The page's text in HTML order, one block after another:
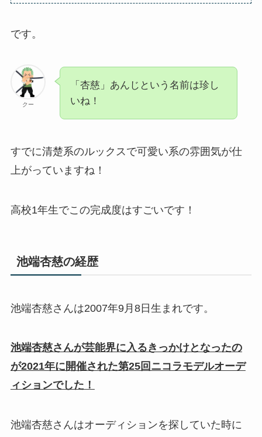
です。
クー
「杏慈」あんじという名前は珍し
いね！
すでに清楚系のルックスで可愛い系の雰囲気が仕
上がっていますね！
高校1年生でこの完成度はすごいです！
池端杏慈の経歴
池端杏慈さんは2007年9月8日生まれです。
池端杏慈さんが芸能界に入るきっかけとなったの
が2021年に開催された第25回ニコラモデルオーデ
ィションでした！
池端杏慈さんはオーディションを探していた時に